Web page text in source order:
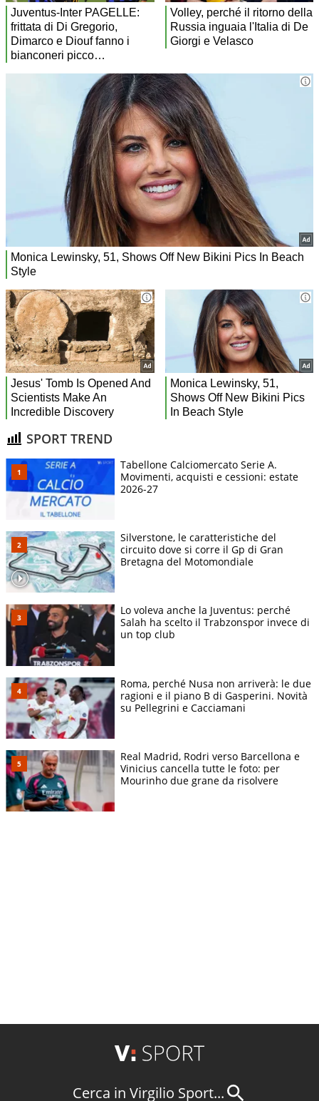
SPORT TREND
Tabellone Calciomercato Serie A.
Movimenti, acquisti e cessioni: estate
2026-27
Silverstone, le caratteristiche del
circuito dove si corre il Gp di Gran
Bretagna del Motomondiale
Lo voleva anche la Juventus: perché
Salah ha scelto il Trabzonspor invece di
un top club
Roma, perché Nusa non arriverà: le due
ragioni e il piano B di Gasperini. Novità
su Pellegrini e Cacciamani
Real Madrid, Rodri verso Barcellona e
Vinicius cancella tutte le foto: per
Mourinho due grane da risolvere
Cerca in Virgilio Sport...